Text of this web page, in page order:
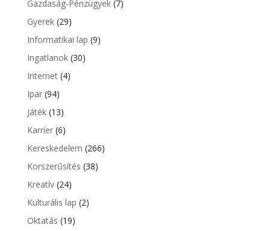
Gazdaság-Pénzügyek(7)
Gyerek(29)
Informatikai lap (9)
Ingatlanok(30)
Internet(4)
Ipar(94)
Játék(13)
Karrier(6)
Kereskedelem (266)
Korszerűsítés (38)
Kreatív(24)
Kulturális lap (2)
Oktatás (19)